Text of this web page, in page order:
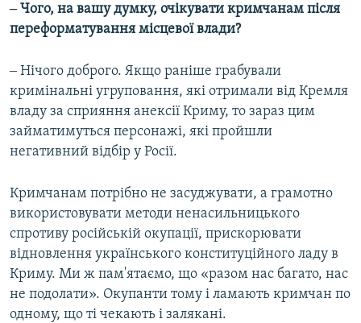
‒ Чого, на вашу думку, очікувати кримчанам після
переформатування місцевої влади?
‒ Нічого доброго. Якщо раніше грабували
кримінальні угруповання, які отримали від Кремля
владу за сприяння анексії Криму, то зараз цим
займатимуться персонажі, які пройшли
негативний відбір у Росії.
Кримчанам потрібно не засуджувати, а грамотно
використовувати методи ненасильницького
спротиву російській окупації, прискорювати
відновлення українського конституційного ладу в
Криму. Ми ж пам'ятаємо, що «разом нас багато, нас
не подолати». Окупанти тому і ламають кримчан по
одному, що ті чекають і залякані.